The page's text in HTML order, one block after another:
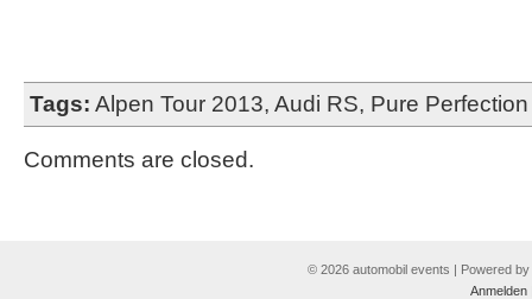
Tags: Alpen Tour 2013, Audi RS, Pure Perfection
Comments are closed.
© 2026 automobil events | Powered by
Anmelden|